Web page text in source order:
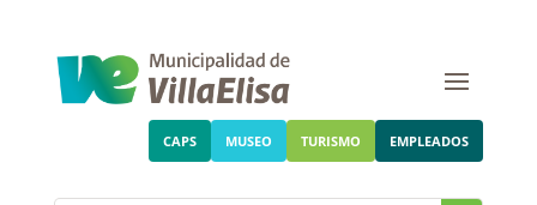
CAPS MUSEO TURISMO EMPLEADOS